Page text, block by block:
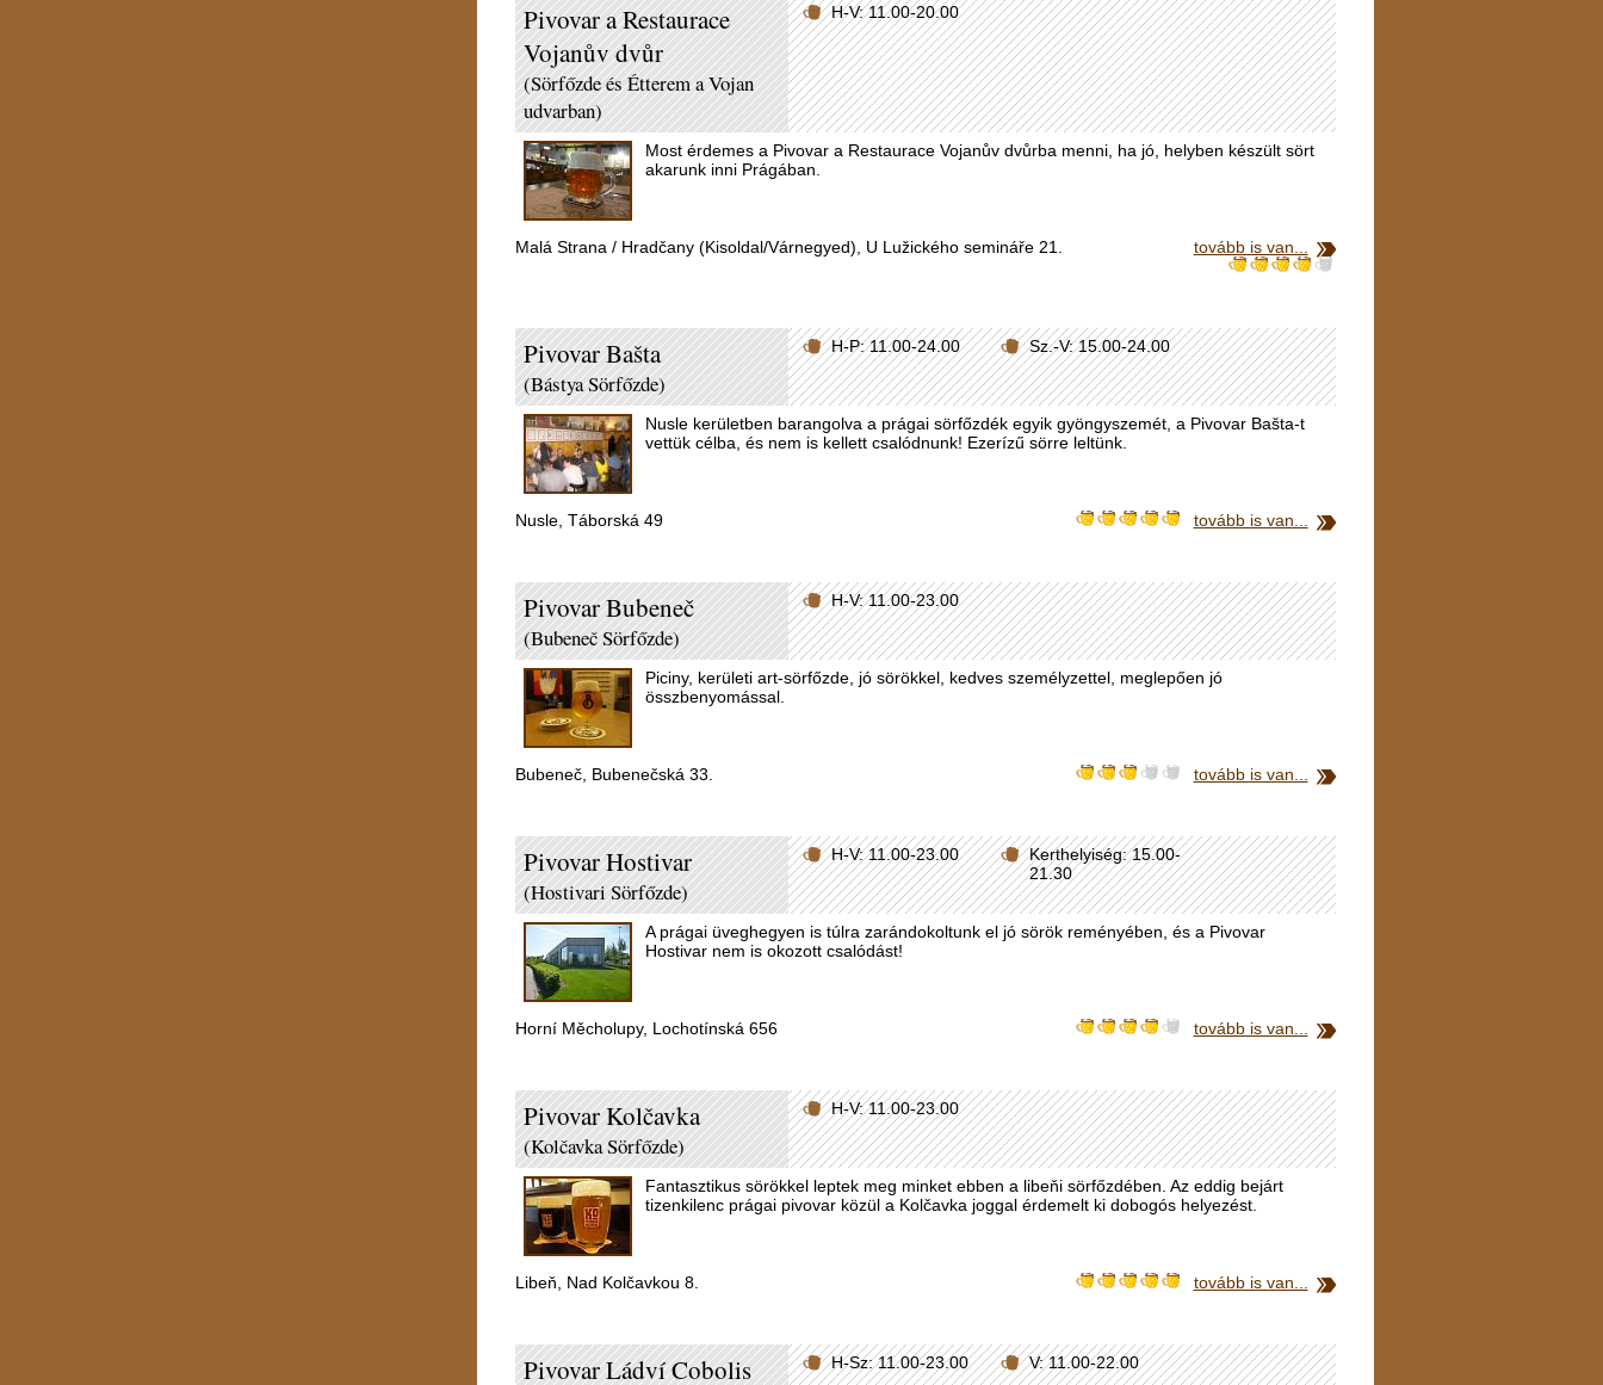
Pivovar a Restaurace
Vojanův dvůr
(Sörfőzde és Étterem a Vojan
udvarban)
H-V: 11.00-20.00
Most érdemes a Pivovar a Restaurace Vojanův dvůrba menni, ha jó, helyben készült sört
akarunk inni Prágában.
Malá Strana / Hradčany (Kisoldal/Várnegyed), U Lužického semináře 21. tovább is van...
Pivovar Bašta
(Bástya Sörfőzde)
H-P: 11.00-24.00 Sz.-V: 15.00-24.00
Nusle kerületben barangolva a prágai sörfőzdék egyik gyöngyszemét, a Pivovar Bašta-t
vettük célba, és nem is kellett csalódnunk! Ezerízű sörre leltünk.
Nusle, Táborská 49 tovább is van...
Pivovar Bubeneč
(Bubeneč Sörfőzde)
H-V: 11.00-23.00
Piciny, kerületi art-sörfőzde, jó sörökkel, kedves személyzettel, meglepően jó
összbenyomással.
Bubeneč, Bubenečská 33. tovább is van...
Pivovar Hostivar
(Hostivari Sörfőzde)
H-V: 11.00-23.00
Kerthelyiség: 15.00-
21.30
A prágai üveghegyen is túlra zarándokoltunk el jó sörök reményében, és a Pivovar
Hostivar nem is okozott csalódást!
Horní Měcholupy, Lochotínská 656 tovább is van...
Pivovar Kolčavka
(Kolčavka Sörfőzde)
H-V: 11.00-23.00
Fantasztikus sörökkel leptek meg minket ebben a libeňi sörfőzdében. Az eddig bejárt
tizenkilenc prágai pivovar közül a Kolčavka joggal érdemelt ki dobogós helyezést.
Libeň, Nad Kolčavkou 8. tovább is van...
Pivovar Ládví Cobolis H-Sz: 11.00-23.00 V: 11.00-22.00